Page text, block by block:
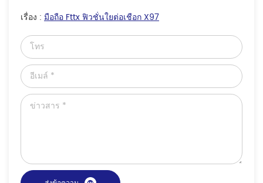
เรื่อง : มือถือ Fttx ฟิวชั่นใยต่อเชือก X97